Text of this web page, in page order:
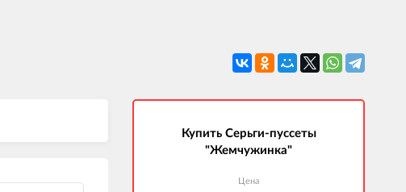
Купить Серьги-пуссеты
"Жемчужинка"
Цена